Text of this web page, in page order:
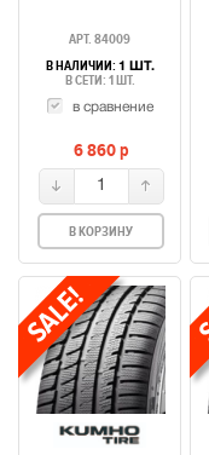
АРТ. 84009
В НАЛИЧИИ: 1 ШТ.
В СЕТИ: 1 ШТ.
в сравнение
6 860p
1
В КОРЗИНУ